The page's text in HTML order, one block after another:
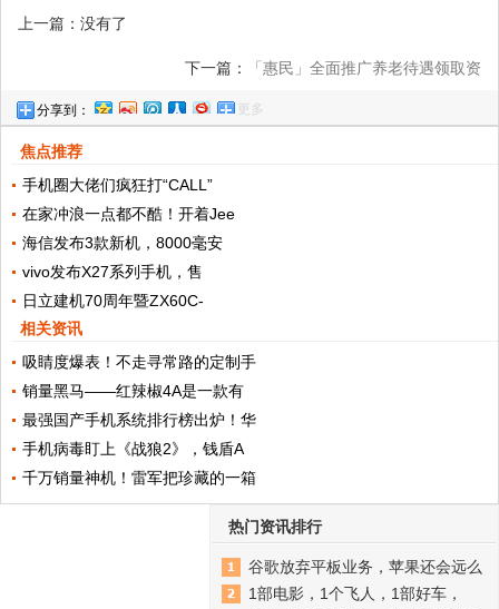
上一篇：没有了
下一篇： 「惠民」全面推广养老待遇领取资
分享到： 更多
焦点推荐
手机圈大佬们疯狂打“CALL”
在家冲浪一点都不酷！开着Jee
海信发布3款新机，8000毫安
vivo发布X27系列手机，售
日立建机70周年暨ZX60C-
相关资讯
吸睛度爆表！不走寻常路的定制手
销量黑马——红辣椒4A是一款有
最强国产手机系统排行榜出炉！华
手机病毒盯上《战狼2》，钱盾A
千万销量神机！雷军把珍藏的一箱
热门资讯排行
谷歌放弃平板业务，苹果还会远么
1部电影，1个飞人，1部好车，